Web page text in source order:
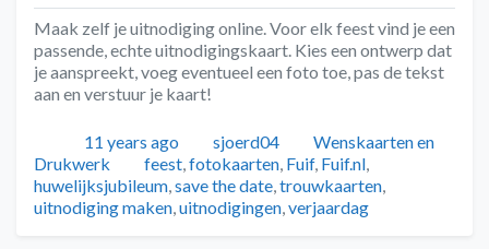
Maak zelf je uitnodiging online. Voor elk feest vind je een
passende, echte uitnodigingskaart. Kies een ontwerp dat
je aanspreekt, voeg eventueel een foto toe, pas de tekst
aan en verstuur je kaart!
Geplaatst
11 years ago Auteur
sjoerd04 Categorieën
Wenskaarten en
Drukwerk
Tags
feest fotokaarten Fuif, Fuif.nl
huwelijksjubileum save the date trouwkaarten
uitnodiging maken uitnodigingen verjaardag